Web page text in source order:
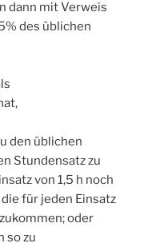
dann mit Verweis
des üblichen
den üblichen
Stundensatz zu
von 1,5 h noch
für jeden Einsatz
oder
so zu